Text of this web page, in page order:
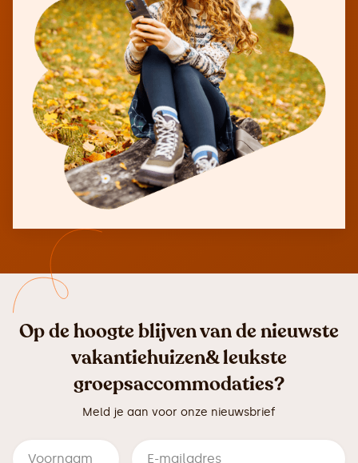
Op de hoogte blijven van de nieuwste
vakantiehuizen& leukste
groepsaccommodaties?
Meld je aan voor onze nieuwsbrief